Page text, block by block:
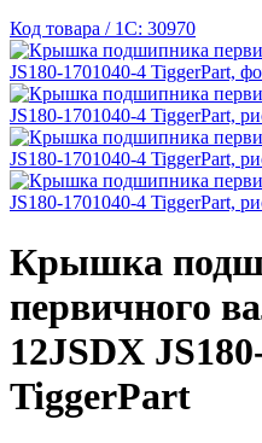
Код товара / 1C: 30970
Крышка
первичного
12JSDX
TiggerPart